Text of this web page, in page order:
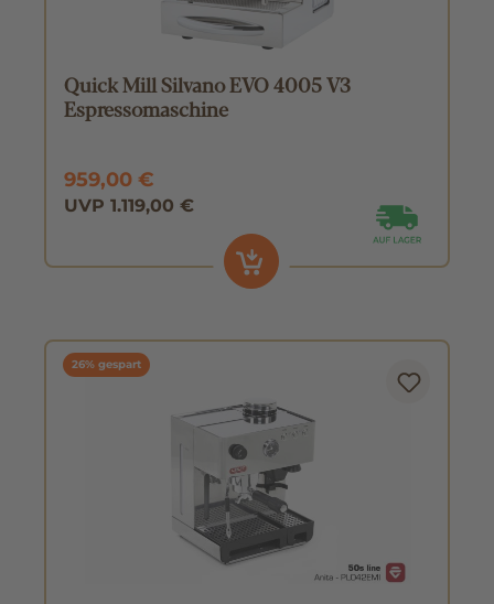
Quick Mill Silvano EVO 4005 V3
Espressomaschine
959,00 €
UVP 1.119,00 €
26% gespart